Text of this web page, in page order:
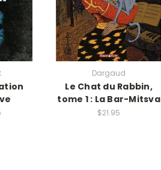
Dargaud
Le Chat du Rabbin,
tome 1 : La Bar-Mitsva
$21.95